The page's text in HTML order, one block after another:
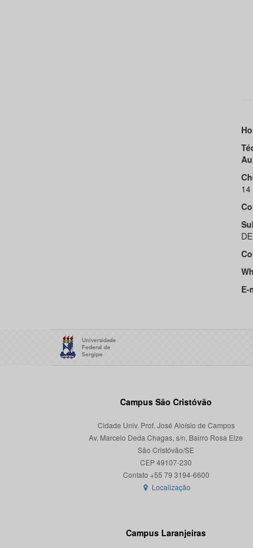
E-
Campus São Cristóvão
Cidade Univ. Prof. José Aloísio de Campos
Av. Marcelo Deda Chagas, s/n, Bairro Rosa Elze
São Cristóvão/SE
CEP 49107-230
Localização
Campus Laranjeiras